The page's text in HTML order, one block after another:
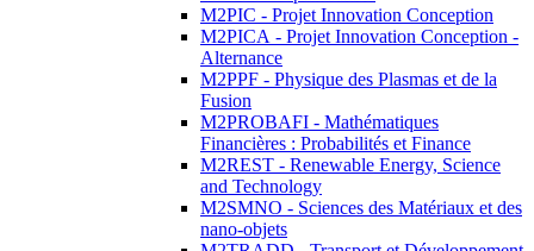
M2PIC - Projet Innovation Conception
M2PICA - Projet Innovation Conception -
Alternance
M2PPF - Physique des Plasmas et de la
Fusion
M2PROBAFI - Mathématiques
Financières : Probabilités et Finance
M2REST - Renewable Energy, Science
and Technology
M2SMNO - Sciences des Matériaux et des
nano-objets